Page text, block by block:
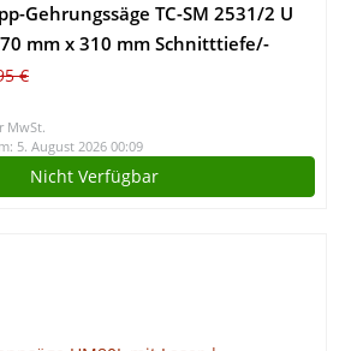
Gehrungssäge TC-SM 2531/2 U
mm x 310 mm Schnitttiefe/-
Sägeblatt, Untergestell,
Zugfunktion, Laser)
€
MwSt.
5. August 2026 00:09
Nicht Verfügbar